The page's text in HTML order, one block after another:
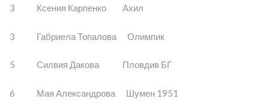
3 Ксения Карпенко Ахил
3 Габриела Топалова Олимпик
5 Силвия Дакова Пловдив БГ
6 Мая Александрова Шумен 1951